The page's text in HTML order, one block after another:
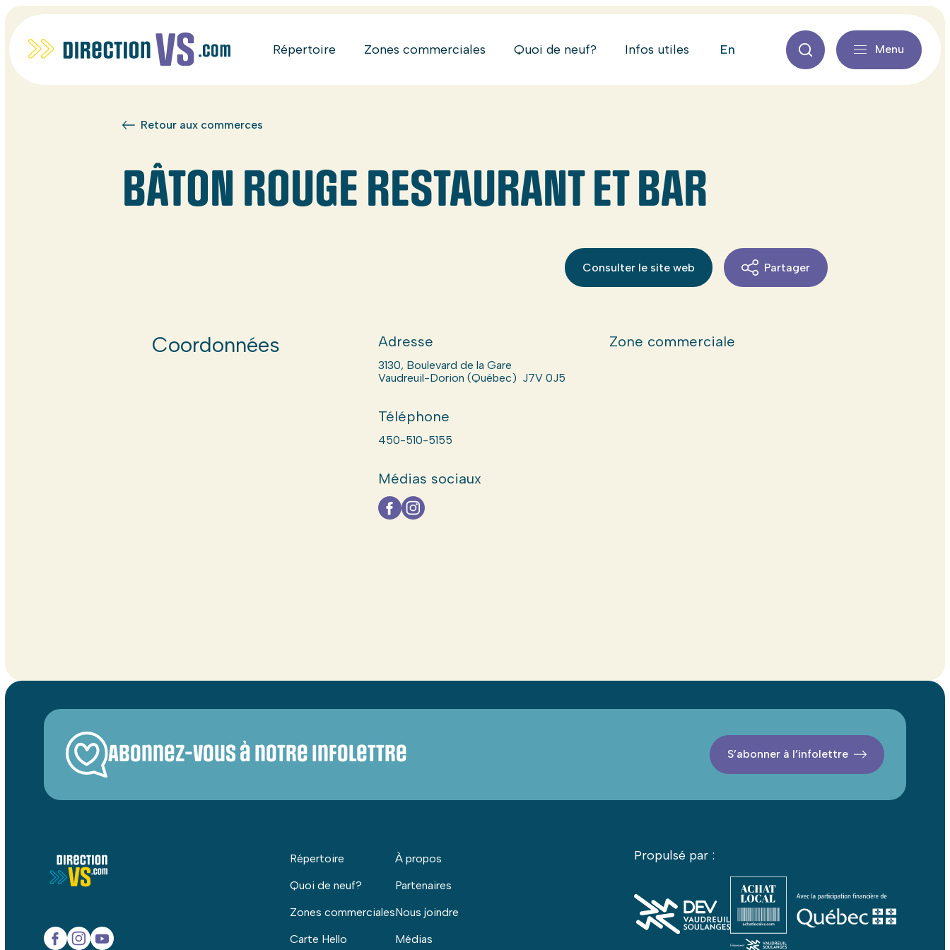
Répertoire Zones commerciales Quoi de neuf? Infos utiles en Menu
Retour aux commerces
BÂTON ROUGE RESTAURANT ET BAR
Consulter le site web Partager
Coordonnées Adresse
3130, Boulevard de la Gare
Vaudreuil-Dorion (Québec) J7V 0J5
Téléphone
450-510-5155
Médias sociaux
Zone commerciale
Abonnez-vous à notre infolettre S’abonner à l’infolettre
Répertoire
Quoi de neuf?
Zones commerciales
Carte Hello
À propos
Partenaires
Nous joindre
Médias
Propulsé par :